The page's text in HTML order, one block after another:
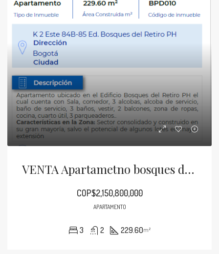
VENTA Apartametno bosques del retiro 229.60M2
COP$2,150,800,000
APARTAMENTO
3 2 229.60m²